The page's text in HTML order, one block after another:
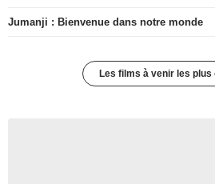
Jumanji : Bienvenue dans notre monde
Les films à venir les plus